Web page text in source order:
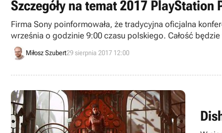
Szczegóły na temat 2017 PlayStation
Firma Sony poinformowała, że tradycyjna oficjalna
września o godzinie 9:00 czasu polskiego. Całość
Miłosz Szubert29 sierpnia 2017 12:00